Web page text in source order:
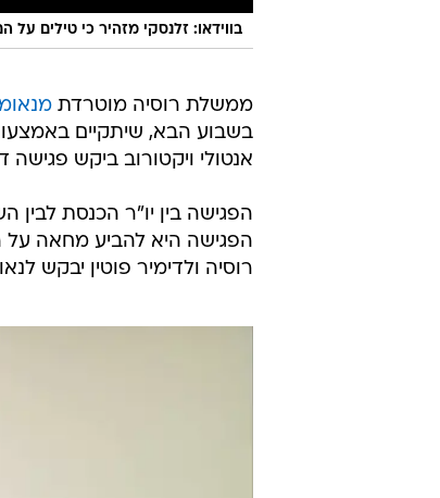
בווידאו: זלנסקי מזהיר כי טילים על
ממשלת רוסיה מוטרדת
בשבוע הבא, שיתקיים באמצעות
אנטולי ויקטורוב ביקש פגישה
הפגישה בין יו"ר הכנסת לבין
הפגישה היא להביע מחאה על
רוסיה ולדימיר פוטין יבקש